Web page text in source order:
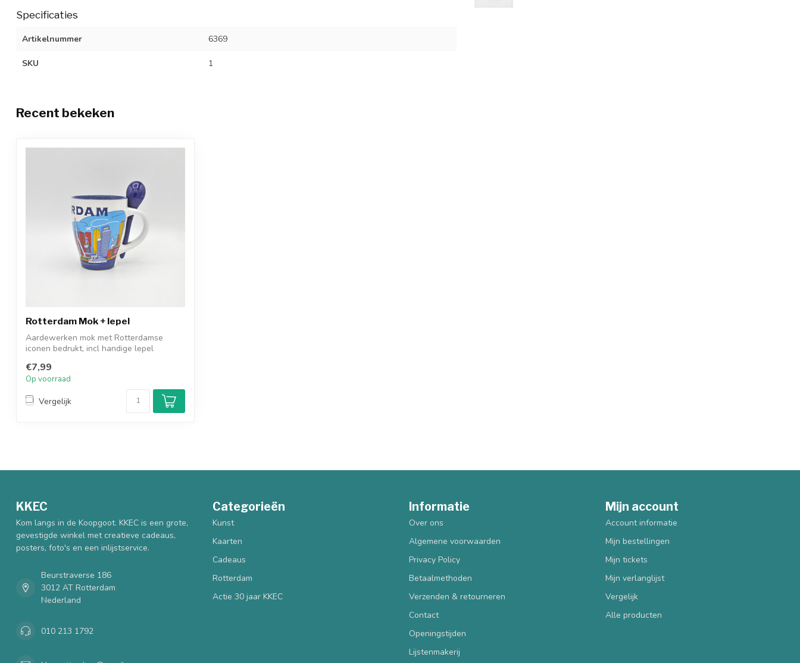
Specificaties
Artikelnummer 6369
SKU 1
Recent bekeken
Rotterdam Mok + lepel
Aardewerken mok met Rotterdamse
iconen bedrukt, incl handige lepel
€7,99
Op voorraad
Vergelijk
KKEC
Kom langs in de Koopgoot. KKEC is een grote,
gevestigde winkel met creatieve cadeaus,
posters, foto's en een inlijstservice.
Beurstraverse 186
3012 AT Rotterdam
Nederland
010 213 1792
Categorieën
Kunst
Kaarten
Cadeaus
Rotterdam
Actie 30 jaar KKEC
Informatie
Over ons
Algemene voorwaarden
Privacy Policy
Betaalmethoden
Verzenden & retourneren
Contact
Openingstijden
Lijstenmakerij
Mijn account
Account informatie
Mijn bestellingen
Mijn tickets
Mijn verlanglijst
Vergelijk
Alle producten